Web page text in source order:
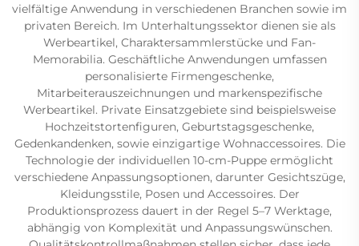
vielfältige Anwendung in verschiedenen Branchen sowie im
privaten Bereich. Im Unterhaltungssektor dienen sie als
Werbeartikel, Charaktersammlerstücke und Fan-
Memorabilia. Geschäftliche Anwendungen umfassen
personalisierte Firmengeschenke,
Mitarbeiterauszeichnungen und markenspezifische
Werbeartikel. Private Einsatzgebiete sind beispielsweise
Hochzeitstortenfiguren, Geburtstagsgeschenke,
Gedenkandenken, sowie einzigartige Wohnaccessoires. Die
Technologie der individuellen 10-cm-Puppe ermöglicht
verschiedene Anpassungsoptionen, darunter Gesichtszüge,
Kleidungsstile, Posen und Accessoires. Der
Produktionsprozess dauert in der Regel 5–7 Werktage,
abhängig von Komplexität und Anpassungswünschen.